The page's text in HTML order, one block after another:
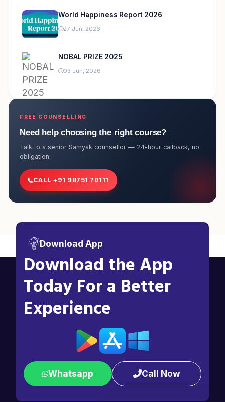
World Happiness Report 2026
27 Jun, 2026
NOBAL PRIZE 2025
03 Jun, 2026
FREE COUNSELLING
Need help choosing the right course?
Talk to a senior Samyak counsellor — 24-hour callback, no
obligation.
CALL +91 98751 70111
Download App
Download the App
Today For a Better
Experience
Whatsapp Call Now